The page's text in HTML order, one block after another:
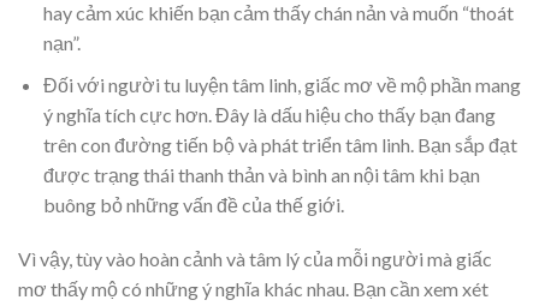
hay cảm xúc khiến bạn cảm thấy chán nản và muốn “thoát
nạn”.
Đối với người tu luyện tâm linh, giấc mơ về mộ phần mang
ý nghĩa tích cực hơn. Đây là dấu hiệu cho thấy bạn đang
trên con đường tiến bộ và phát triển tâm linh. Bạn sắp đạt
được trạng thái thanh thản và bình an nội tâm khi bạn
buông bỏ những vấn đề của thế giới.
Vì vậy, tùy vào hoàn cảnh và tâm lý của mỗi người mà giấc
mơ thấy mộ có những ý nghĩa khác nhau. Bạn cần xem xét